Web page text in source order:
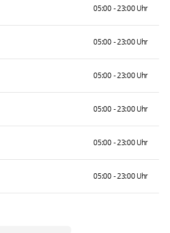
05:00 - 23:00 Uhr
05:00 - 23:00 Uhr
05:00 - 23:00 Uhr
05:00 - 23:00 Uhr
05:00 - 23:00 Uhr
05:00 - 23:00 Uhr